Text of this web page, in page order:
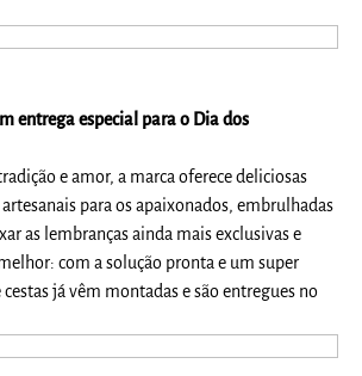
entrega especial para o Dia dos
e amor, a marca oferece deliciosas
para os apaixonados, embrulhadas
as lembranças ainda mais exclusivas e
com a solução pronta e um super
cestas já vêm montadas e são entregues no